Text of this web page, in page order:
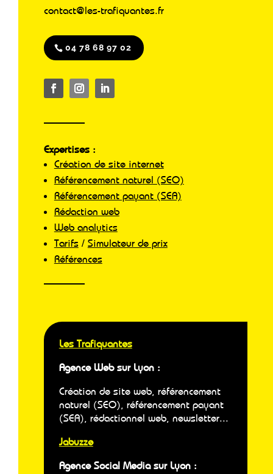
contact@les-trafiquantes.fr
04 78 68 97 02
Expertises :
Création de site internet
Référencement naturel (SEO)
Référencement payant (SEA)
Rédaction web
Web analytics
Tarifs/ Simulateur de prix
Références
Les Trafiquantes
Agence Web sur Lyon :
Création de site web, référencement
naturel (SEO), référencement payant
(SEA), rédactionnel web, newsletter...
Jabuzze
Agence Social Media sur Lyon :